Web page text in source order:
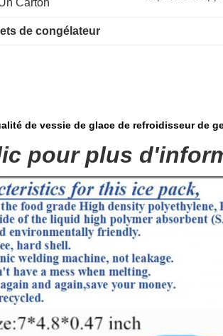
Carton
de congélateur
de vessie de glace de refroidisseur de
pour plus